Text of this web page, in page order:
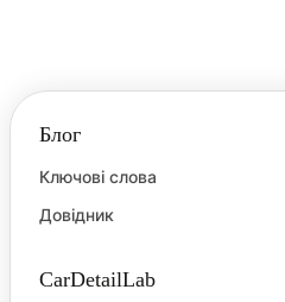
Блог
Ключові слова
Довідник
CarDetailLab